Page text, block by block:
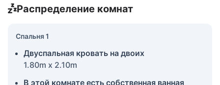
Распределение комнат
Спальня 1
Двуспальная кровать на двоих
1.80m x 2.10m
В этой комнате есть собственная ванная